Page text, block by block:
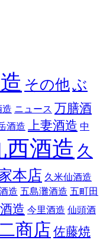
その他ぶ
造 ニュース 万膳酒
酒造 上妻酒造 中
西酒造 久
本店 久米仙酒造
造 五島灘酒造 五町田
造 今里酒造 仙頭酒
商店 佐藤焼